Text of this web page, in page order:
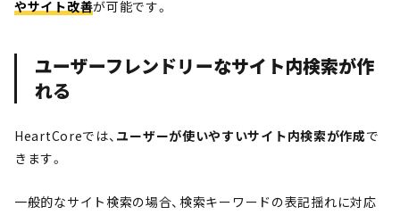
やサイト改善が可能です。
ユーザーフレンドリーなサイト内検索が作
れる
HeartCoreでは、 ユーザーが使いやすいサイト内検索が作成で
きます。
一般的なサイト検索の場合、検索キーワードの表記揺れに対応